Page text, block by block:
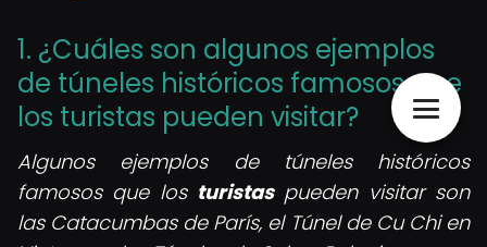
1. ¿Cuáles son algunos ejemplos
de túneles históricos famosos que
los turistas pueden visitar?
Algunos ejemplos de túneles históricos
famosos que los turistaspueden visitar son
las Catacumbas de París, el Túnel de Cu Chi en